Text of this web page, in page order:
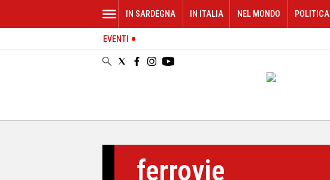
ORISTANO
IN SARDEGNA IN ITALIA NEL MONDO POLITICA
EVENTI
ferrovie